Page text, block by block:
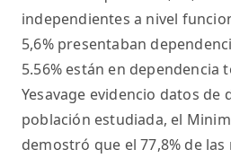
independientes a nivel
5,6% presentaban
5.56% están en dependencia
Yesavage evidencio datos de
población estudiada, el
demostró que el 77,8% de